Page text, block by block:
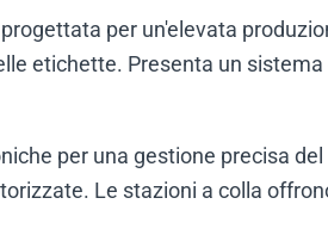
per un'elevata
etichette. Presenta un
per una gestione precisa
Le stazioni a colla